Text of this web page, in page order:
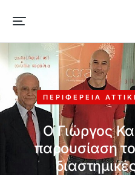
ΠΕΡΙΦΈΡΕΙΑ
Ο Γιώργος
παρουσίαση